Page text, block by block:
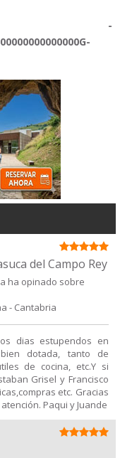
-
del Campo Rey
ha opinado sobre
- Cantabria
dias estupendos en
dotada, tanto de
de cocina, etc.Y si
Grisel y Francisco
etc. Gracias
Paqui y Juande